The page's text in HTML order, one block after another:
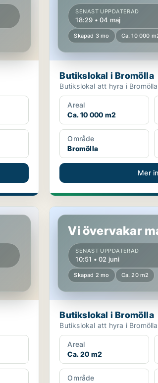
SENAST UPPDATERAD
18:29 • 04 maj
Skapad 3 mo Ca. 10 000
Butikslokal i Bromölla
Butikslokal att hyra i Bromölla
Areal
Ca. 10 000 m2
Område
Bromölla
Mer
Butikslokal i Bromölla
Vi övervakar
SENAST UPPDATERAD
10:51 • 02 juni
Skapad 2 mo Ca. 20 m2
Butikslokal i Bromölla
Butikslokal att hyra i Bromölla
Areal
Ca. 20 m2
Område